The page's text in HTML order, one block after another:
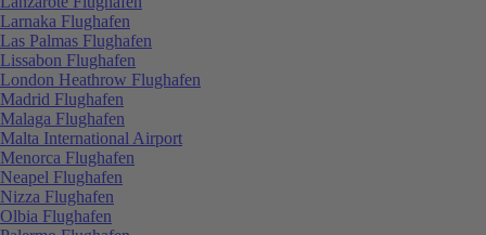
Larnaka Flughafen
Las Palmas Flughafen
Lissabon Flughafen
London Heathrow Flughafen
Madrid Flughafen
Malaga Flughafen
Malta International Airport
Menorca Flughafen
Neapel Flughafen
Nizza Flughafen
Olbia Flughafen